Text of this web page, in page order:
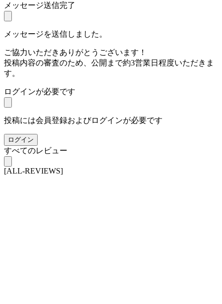
メッセージ送信完了
メッセージを送信しました。
ご協力いただきありがとうございます！
投稿内容の審査のため、公開まで約3営業日程度いただきま
す。
ログインが必要です
投稿には会員登録およびログインが必要です
ログイン
すべてのレビュー
[ALL-REVIEWS]